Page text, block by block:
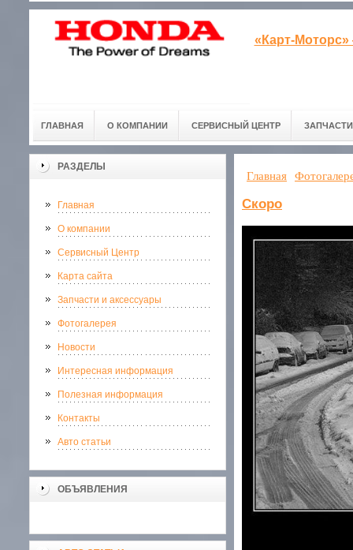
«Карт-
ГЛАВНАЯ О КОМПАНИИ СЕРВИСНЫЙ ЦЕНТР
РАЗДЕЛЫ
Главная
О компании
Сервисный Центр
Карта сайта
Запчасти и аксессуары
Фотогалерея
Новости
Интересная информация
Полезная информация
Контакты
Авто статьи
ОБЪЯВЛЕНИЯ
Главная
Скоро